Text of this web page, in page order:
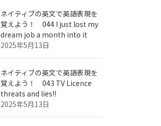
ネイティブの英文で英語表現を
覚えよう！ 044 I just lost my
dream job a month into it
2025年5月13日
ネイティブの英文で英語表現を
覚えよう！ 043 TV Licence
threats and lies!!
2025年5月13日